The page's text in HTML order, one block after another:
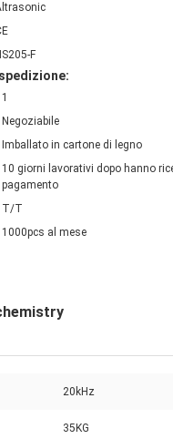
F
1
Negoziabile
Imballato in cartone di legno
10 giorni lavorativi dopo hanno
pagamento
T/T
1000pcs al mese
20kHz
35KG